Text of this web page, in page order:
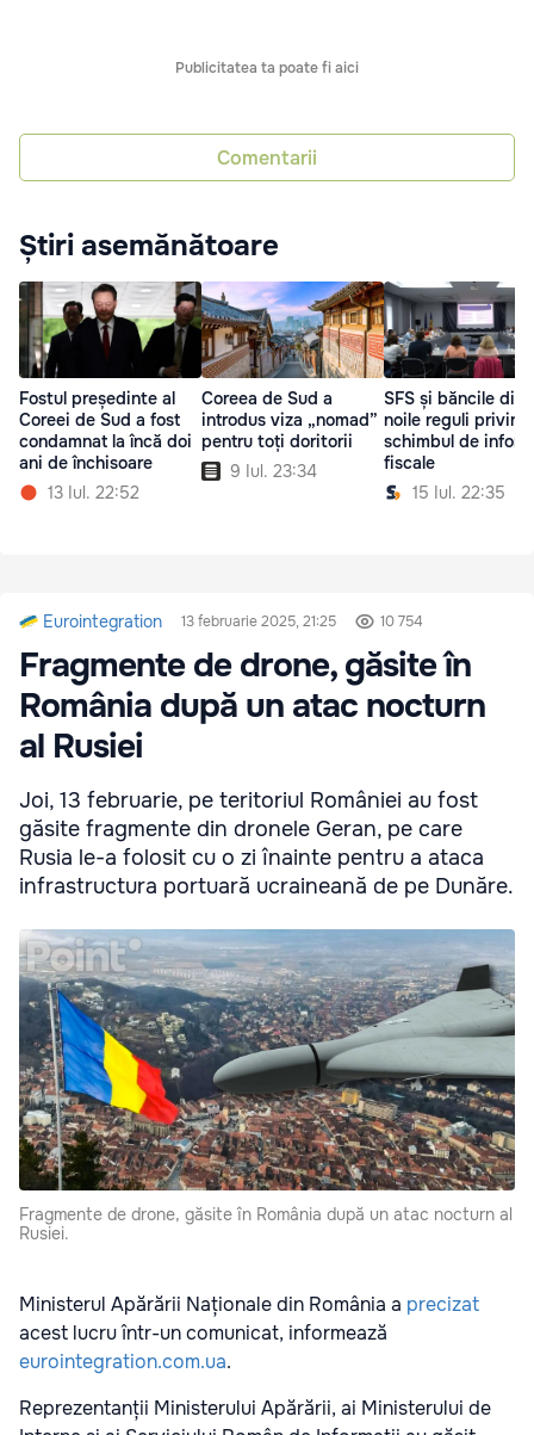
Publicitatea ta poate fi aici
Comentarii
Știri asemănătoare
Fostul președinte al
Coreei de Sud a fost
condamnat la încă doi
ani de închisoare
13 Iul. 22:52
Coreea de Sud a
introdus viza „nomad”
pentru toți doritorii
9 Iul. 23:34
SFS și băncile
noile reguli privind
schimbul de
fiscale
15 Iul. 22:35
Eurointegration 13 februarie 2025, 21:25 10 754
Fragmente de drone, găsite în
România după un atac nocturn
al Rusiei
Joi, 13 februarie, pe teritoriul României au fost
găsite fragmente din dronele Geran, pe care
Rusia le-a folosit cu o zi înainte pentru a ataca
infrastructura portuară ucraineană de pe Dunăre.
Fragmente de drone, găsite în România după un atac nocturn al
Rusiei.
Ministerul Apărării Naționale din România a precizat
acest lucru într-un comunicat, informează
eurointegration.com.ua.
Reprezentanții Ministerului Apărării, ai Ministerului de